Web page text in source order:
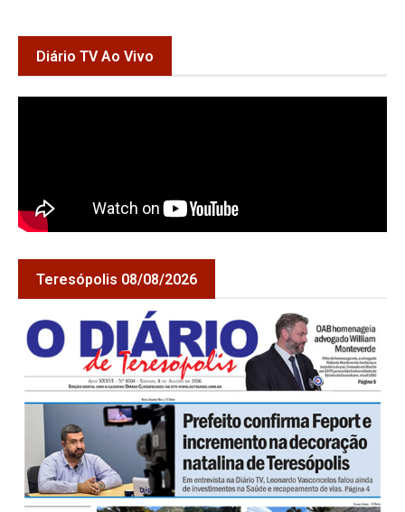
Diário TV Ao Vivo
Teresópolis 08/08/2026